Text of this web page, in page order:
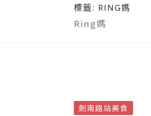
標籤: RING媽
Ring媽
劍南路站美食